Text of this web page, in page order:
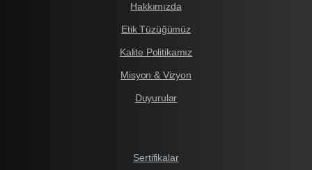
Hakkımızda
Etik Tüzüğümüz
Kalite Politikamız
Misyon & Vizyon
Duyurular
Sertifikalar